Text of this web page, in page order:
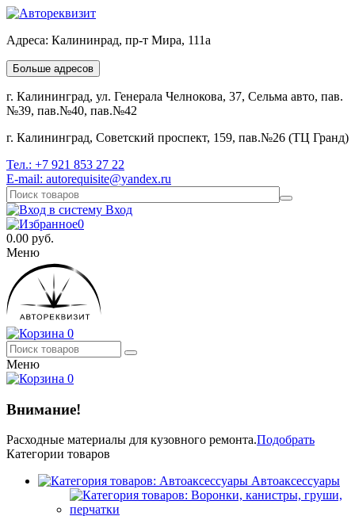
Адреса: Калининрад, пр-т Мира, 111а
Больше адресов
г. Калининград, ул. Генерала Челнокова, 37, Сельма авто, пав.
№39, пав.№40, пав.№42
г. Калининград, Советский проспект, 159, пав.№26 (ТЦ Гранд)
Тел.: +7 921 853 27 22
E-mail: autorequisite@yandex.ru
Вход
0
0.00 руб.
Меню
0
Меню
0
Внимание!
Расходные материалы для кузовного ремонта.Подобрать
Категории товаров
Автоаксессуары